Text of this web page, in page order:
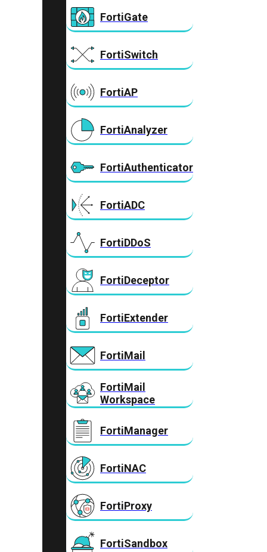
FortiGate
FortiSwitch
FortiAP
FortiAnalyzer
FortiAuthenticator
FortiADC
FortiDDoS
FortiDeceptor
FortiExtender
FortiMail
FortiMail
Workspace
FortiManager
FortiNAC
FortiProxy
FortiSandbox